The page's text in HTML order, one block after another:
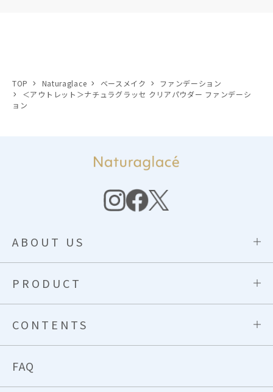
TOP Naturaglace ベースメイク
ファンデーション
＜アウトレット＞ナチュラグラッセ クリアパウダー ファンデーシ
ョン
ABOUT US
PRODUCT
CONTENTS
FAQ